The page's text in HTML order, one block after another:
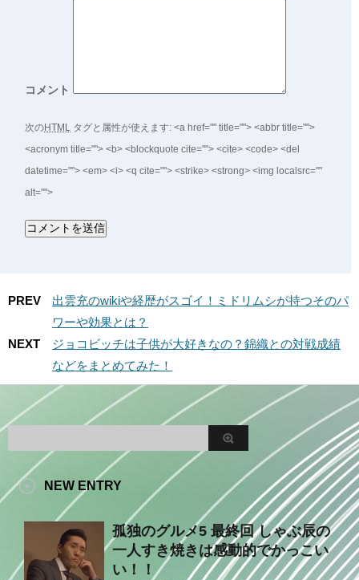
コメント
次のHTML タグと属性が使えます: <a href="" title=""> <abbr title="">
<acronym title=""> <b> <blockquote cite=""> <cite> <code> <del
datetime=""> <em> <i> <q cite=""> <strike> <strong> <img localsrc=""
alt="">
PREV
出雲充のwikiや経歴がスゴイ！ミドリムシが持つそのパ
ワーや効果とは？
NEXT
ジョコビッチは子供が大好きなの？錦織との対戦成績
などをまとめてみた！
NEW ENTRY
孤独のグルメ5 最終回 しゃぶ辰の
一人すき焼きは感動的でかっこい
い！！